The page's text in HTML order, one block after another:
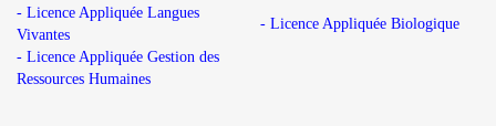
- Licence Appliquée Langues
Vivantes
- Licence Appliquée Biologique
- Licence Appliquée Gestion des
Ressources Humaines